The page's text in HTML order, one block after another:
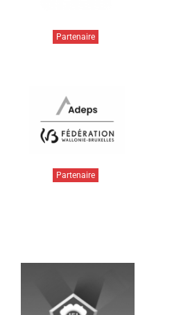
Partenaire
Partenaire